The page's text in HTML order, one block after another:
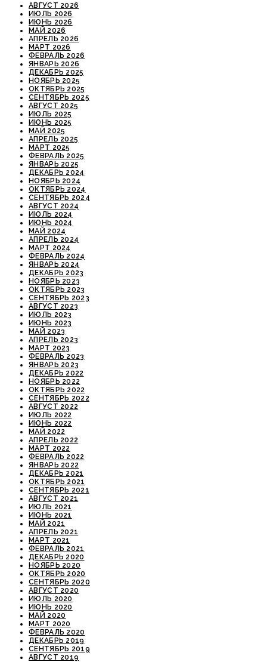
АВГУСТ 2026
ИЮЛЬ 2026
ИЮНЬ 2026
МАЙ 2026
АПРЕЛЬ 2026
МАРТ 2026
ФЕВРАЛЬ 2026
ЯНВАРЬ 2026
ДЕКАБРЬ 2025
НОЯБРЬ 2025
ОКТЯБРЬ 2025
СЕНТЯБРЬ 2025
АВГУСТ 2025
ИЮЛЬ 2025
ИЮНЬ 2025
МАЙ 2025
АПРЕЛЬ 2025
МАРТ 2025
ФЕВРАЛЬ 2025
ЯНВАРЬ 2025
ДЕКАБРЬ 2024
НОЯБРЬ 2024
ОКТЯБРЬ 2024
СЕНТЯБРЬ 2024
АВГУСТ 2024
ИЮЛЬ 2024
ИЮНЬ 2024
МАЙ 2024
АПРЕЛЬ 2024
МАРТ 2024
ФЕВРАЛЬ 2024
ЯНВАРЬ 2024
ДЕКАБРЬ 2023
НОЯБРЬ 2023
ОКТЯБРЬ 2023
СЕНТЯБРЬ 2023
АВГУСТ 2023
ИЮЛЬ 2023
ИЮНЬ 2023
МАЙ 2023
АПРЕЛЬ 2023
МАРТ 2023
ФЕВРАЛЬ 2023
ЯНВАРЬ 2023
ДЕКАБРЬ 2022
НОЯБРЬ 2022
ОКТЯБРЬ 2022
СЕНТЯБРЬ 2022
АВГУСТ 2022
ИЮЛЬ 2022
ИЮНЬ 2022
МАЙ 2022
АПРЕЛЬ 2022
МАРТ 2022
ФЕВРАЛЬ 2022
ЯНВАРЬ 2022
ДЕКАБРЬ 2021
ОКТЯБРЬ 2021
СЕНТЯБРЬ 2021
АВГУСТ 2021
ИЮЛЬ 2021
ИЮНЬ 2021
МАЙ 2021
АПРЕЛЬ 2021
МАРТ 2021
ФЕВРАЛЬ 2021
ДЕКАБРЬ 2020
НОЯБРЬ 2020
ОКТЯБРЬ 2020
СЕНТЯБРЬ 2020
АВГУСТ 2020
ИЮЛЬ 2020
ИЮНЬ 2020
МАЙ 2020
МАРТ 2020
ФЕВРАЛЬ 2020
ДЕКАБРЬ 2019
СЕНТЯБРЬ 2019
АВГУСТ 2019